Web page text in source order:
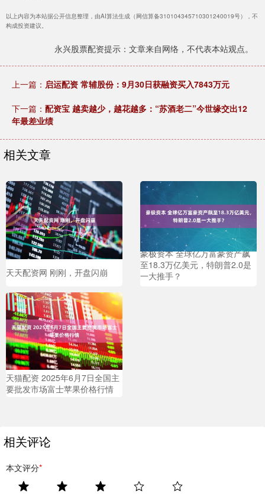
以上内容为本站据公开信息整理，由AI算法生成（网信算备310104345710301240019号），不
构成投资建议。
永兴股票配资提示：文章来自网络，不代表本站观点。
上一篇： 启运配资 常辅股份：9月30日获融资买入7843万元
下一篇： 配资宝 越卖越少，越花越多：“苏酒老二”今世缘交出12
年最差业绩
相关文章
天天配资网 刚刚，开盘闪崩
豪极资本 全球亿万富豪资产飙
至18.3万亿美元，特朗普2.0是
一大推手？
天猫配资 2025年6月7日全国主
要批发市场富士苹果价格行情
相关评论
本文评分*